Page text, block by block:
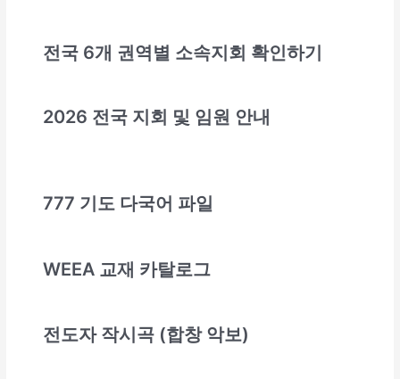
전국 6개 권역별 소속지회 확인하기
2026 전국 지회 및 임원 안내
777 기도 다국어 파일
WEEA 교재 카탈로그
전도자 작시곡 (합창 악보)